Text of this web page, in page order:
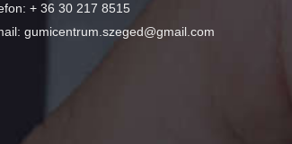
+ 36 30 217 8515
gumicentrum.szeged@gmail.com